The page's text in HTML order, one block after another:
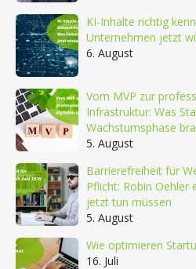
KI-Inhalte richtig
Unternehmen jetzt
6. August
Vom MVP zur
Infrastruktur: Was
Wachstumsphase
5. August
Barrierefreiheit für
Pflicht: Robin Oehler
jetzt tun müssen
5. August
Wie optimieren
16. Juli